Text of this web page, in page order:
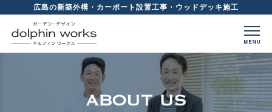
広島の新築外構・カーポート設置工事・ウッドデッキ施工